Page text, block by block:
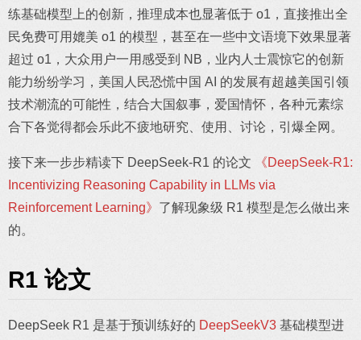
练基础模型上的创新，推理成本也显著低于 o1，直接推出全
民免费可用媲美 o1 的模型，甚至在一些中文语境下效果显著
超过 o1，大众用户一用感受到 NB，业内人士震惊它的创新
能力纷纷学习，美国人民恐慌中国 AI 的发展有超越美国引领
技术潮流的可能性，结合大国叙事，爱国情怀，各种元素综
合下各觉得都会乐此不疲地研究、使用、讨论，引爆全网。
接下来一步步精读下 DeepSeek-R1 的论文
《DeepSeek-R1:
Incentivizing Reasoning Capability in LLMs via
Reinforcement Learning》 了解现象级 R1 模型是怎么做出来
的。
R1 论文
DeepSeek R1 是基于预训练好的 DeepSeekV3 基础模型进